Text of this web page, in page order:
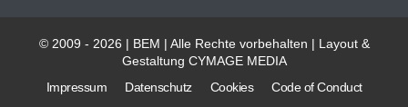
© 2009 - 2026 | BEM | Alle Rechte vorbehalten | Layout &
Gestaltung CYMAGE MEDIA
Impressum
Datenschutz Cookies Code of Conduct